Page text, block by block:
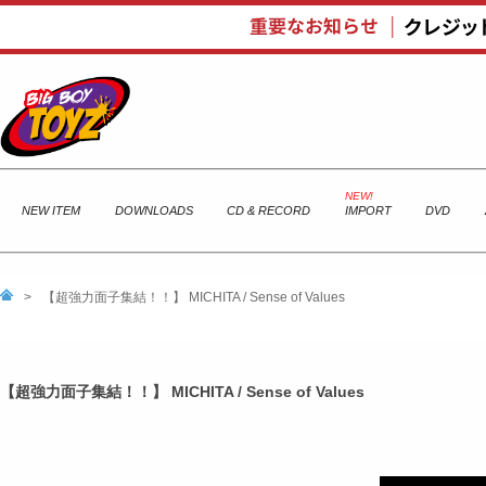
NEW ITEM DOWNLOADS CD & RECORD IMPORT DVD
> 【超強力面子集結！！】 MICHITA / Sense of Values
【超強力面子集結！！】 MICHITA / Sense of Values